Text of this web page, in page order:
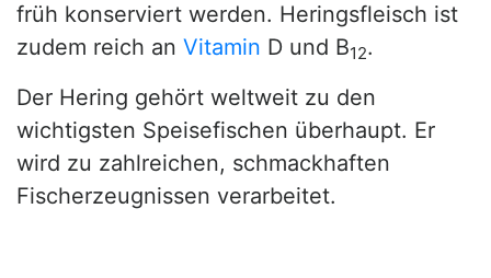
früh konserviert werden. Heringsfleisch ist
zudem reich an Vitamin D und B12.
Der Hering gehört weltweit zu den
wichtigsten Speisefischen überhaupt. Er
wird zu zahlreichen, schmackhaften
Fischerzeugnissen verarbeitet.